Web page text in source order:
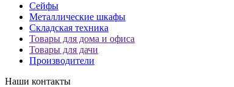
Сейфы
Металлические шкафы
Складская техника
Товары для дома и офиса
Товары для дачи
Производители
Наши контакты